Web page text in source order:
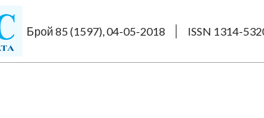
Брой 85 (1597), 04-05-2018 ISSN 1314-